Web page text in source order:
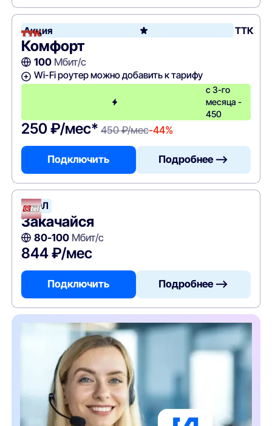
Акция ТТК
Комфорт
100Мбит/с
Wi-Fi роутер можно добавить к тарифу
с 3-го
месяца -
450
250 ₽/мес* 450 ₽/мес-44%
Подключить Подробнее —>
АТЭЛ
Закачайся
80-100Мбит/с
844 ₽/мес
Подключить Подробнее —>